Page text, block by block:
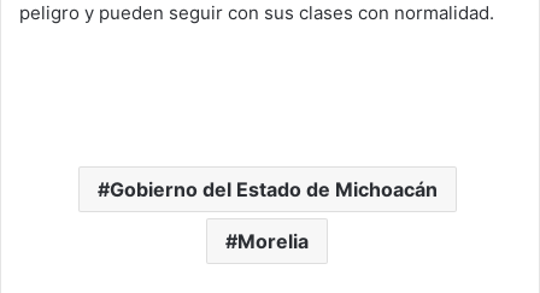
peligro y pueden seguir con sus clases con normalidad.
Gobierno del Estado de Michoacán
Morelia